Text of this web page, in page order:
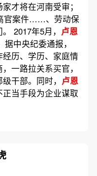
才将在河南受审；
官案件……、劳动保
2017年5月， 卢恩
中央纪委通报，
历、学历、家庭情
一路拉关系买官，
干部。同时， 卢恩
当手段为企业谋取